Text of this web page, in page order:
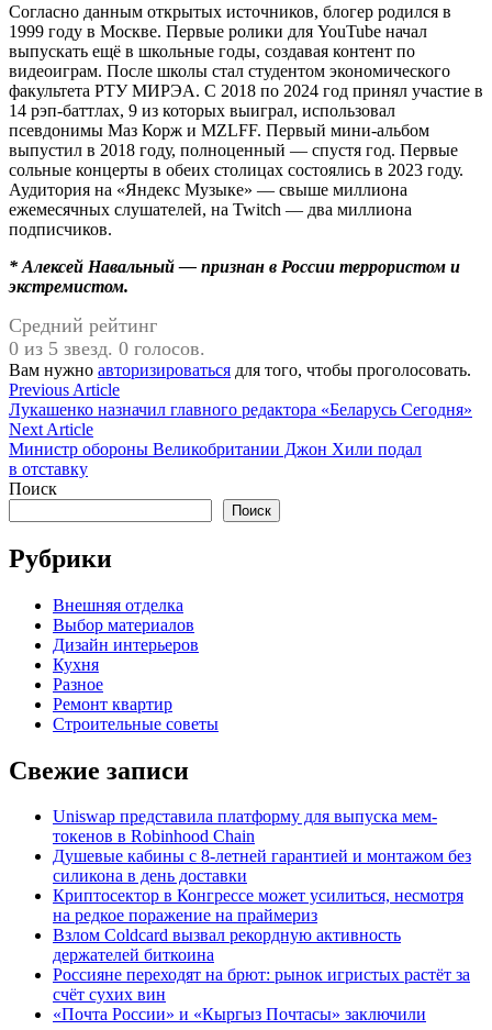
Согласно данным открытых источников, блогер родился в
1999 году в Москве. Первые ролики для YouTube начал
выпускать ещё в школьные годы, создавая контент по
видеоиграм. После школы стал студентом экономического
факультета РТУ МИРЭА. С 2018 по 2024 год принял участие в
14 рэп-баттлах, 9 из которых выиграл, использовал
псевдонимы Маз Корж и MZLFF. Первый мини-альбом
выпустил в 2018 году, полноценный — спустя год. Первые
сольные концерты в обеих столицах состоялись в 2023 году.
Аудитория на «Яндекс Музыке» — свыше миллиона
ежемесячных слушателей, на Twitch — два миллиона
подписчиков.
* Алексей Навальный — признан в России террористом и
экстремистом.
Средний рейтинг
0 из 5 звезд. 0 голосов.
Вам нужно авторизироваться для того, чтобы проголосовать.
Навигация
по
записям
Previous ArticlePrevious
article:
Лукашенко назначил главного редактора «Беларусь Сегодня»
Next ArticleNext
article:
Министр обороны Великобритании Джон Хили подал
в отставку
Поиск
Поиск
Рубрики
Внешняя отделка
Выбор материалов
Дизайн интерьеров
Кухня
Разное
Ремонт квартир
Строительные советы
Свежие записи
Uniswap представила платформу для выпуска мем-
токенов в Robinhood Chain
Душевые кабины с 8‑летней гарантией и монтажом без
силикона в день доставки
Криптосектор в Конгрессе может усилиться, несмотря
на редкое поражение на праймериз
Взлом Coldcard вызвал рекордную активность
держателей биткоина
Россияне переходят на брют: рынок игристых растёт за
счёт сухих вин
«Почта России» и «Кыргыз Почтасы» заключили